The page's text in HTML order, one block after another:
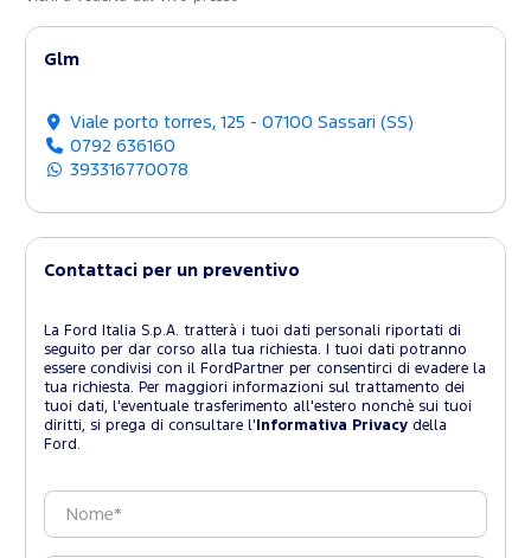
Glm
Viale porto torres, 125 - 07100 Sassari (SS)
0792 636160
393316770078
Contattaci per un preventivo
La Ford Italia S.p.A. tratterà i tuoi dati personali riportati di
seguito per dar corso alla tua richiesta. I tuoi dati potranno
essere condivisi con il FordPartner per consentirci di evadere la
tua richiesta. Per maggiori informazioni sul trattamento dei
tuoi dati, l'eventuale trasferimento all'estero nonchè sui tuoi
diritti, si prega di consultare l' Informativa Privacy della
Ford.